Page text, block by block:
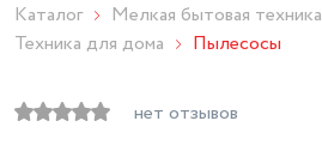
Каталог
Мелкая бытовая техника
Техника для дома
Пылесосы
нет отзывов